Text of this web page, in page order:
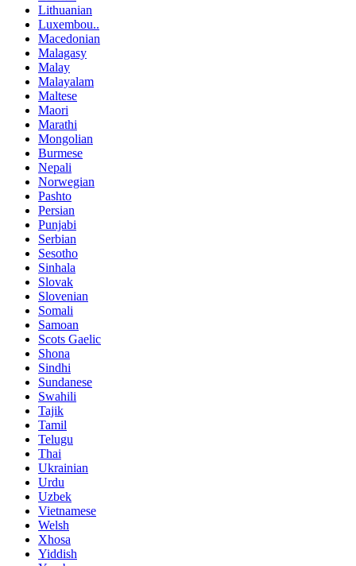
Lithuanian
Luxembou..
Macedonian
Malagasy
Malay
Malayalam
Maltese
Maori
Marathi
Mongolian
Burmese
Nepali
Norwegian
Pashto
Persian
Punjabi
Serbian
Sesotho
Sinhala
Slovak
Slovenian
Somali
Samoan
Scots Gaelic
Shona
Sindhi
Sundanese
Swahili
Tajik
Tamil
Telugu
Thai
Ukrainian
Urdu
Uzbek
Vietnamese
Welsh
Xhosa
Yiddish